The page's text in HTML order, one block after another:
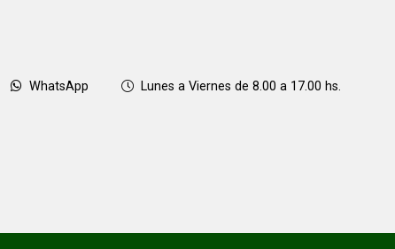
WhatsApp Lunes a Viernes de 8.00 a 17.00 hs.